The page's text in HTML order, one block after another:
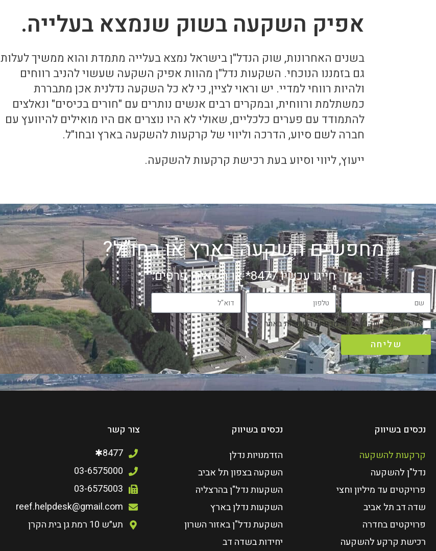
אפיק השקעה בשוק שנמצא בעלייה.
בשנים האחרונות, שוק הנדל"ן בישראל נמצא בעלייה מתמדת והוא ממשיך לעלות
גם בזמננו הנוכחי. השקעות נדל"ן מהוות אפיק השקעה שעשוי להניב רווחים
ולהיות רווחי למדיי. יש וראוי לציין, כי לא כל השקעה נדלנית אכן מתבררת
כמשתלמת ורווחית, ובמקרים רבים אנשים נותרים עם "חורים בכיסים" ונאלצים
להתמודד עם פערים כלכליים, שאולי לא היו נוצרים אם היו מואילים להיוועץ עם
חברה לשם סיוע, הדרכה וליווי של קרקעות להשקעה בארץ ובחו"ל.
ייעוץ, ליווי וסיוע בעת רכישת קרקעות להשקעה.
מחפשים השקעה בארץ או בחו”ל?
חייגו עכשיו 8477* או השאירו פרטים:
אני מאשר/ת שקראתי אתמדיניות הפרטיותבאתר
שליחה
נכסים בשיווק
קרקעות להשקעה
נדל"ן להשקעה
פרויקטים עד מיליון וחצי
שדה דב תל אביב
פרויקטים בחדרה
רכישת קרקע להשקעה
נכסים בשיווק
הזדמנויות נדלן
השקעה בצפון תל אביב
השקעות נדל"ן בהרצליה
השקעות נדלן בארץ
השקעת נדל"ן באזור השרון
יחידות בשדה דב
צור קשר
8477✱
03-6575000
03-6575003
reef.helpdesk@gmail.com
תע״ש 10 רמת גן בית הקרן